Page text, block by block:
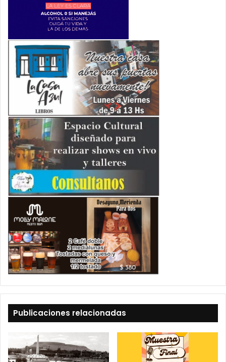
Publicaciones relacionadas